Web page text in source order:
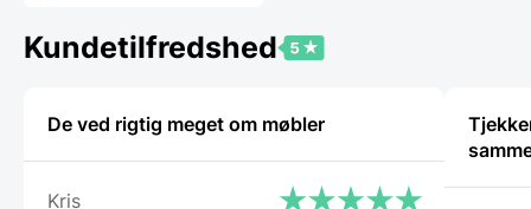
Kundetilfredshed
De ved rigtig meget om møbler
Kris